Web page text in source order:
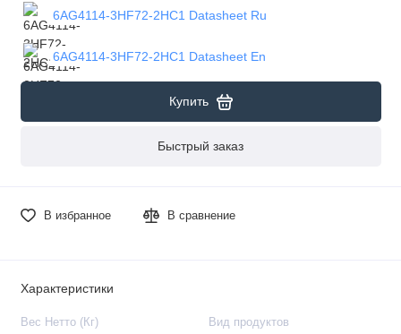
6AG4114-3HF72-2HC1 Datasheet Ru
6AG4114-3HF72-2HC1 Datasheet En
Купить
Быстрый заказ
В избранное В сравнение
Характеристики
Вес Нетто (Кг) Вид продуктов